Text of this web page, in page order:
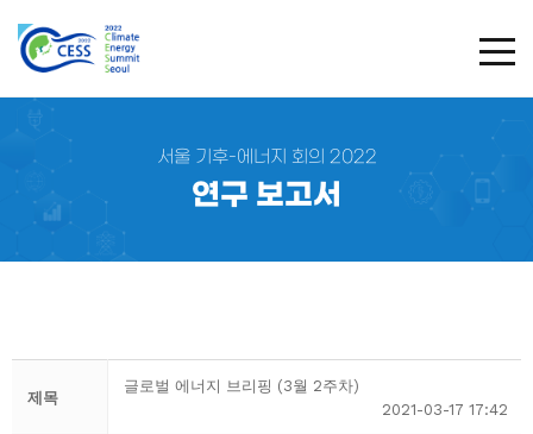
서울 기후-에너지 회의 2022
연구 보고서
제목
글로벌 에너지 브리핑 (3월 2주차)
2021-03-17 17:42